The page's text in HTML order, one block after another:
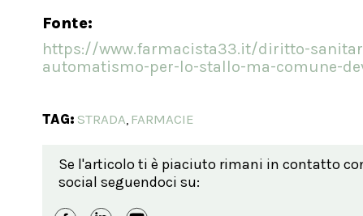
Fonte:
https://www.farmacista33.it/diritto-
automatismo-per-lo-stallo-ma-comune-
TAG: STRADA, FARMACIE
Se l'articolo ti è piaciuto rimani in contatto
social seguendoci su: